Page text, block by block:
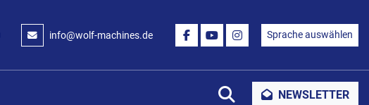
info@wolf-machines.de
FACEBOOK
YOUTUBEINSTAGRAM
Sprache auswählen
SucheNEWSLETTER